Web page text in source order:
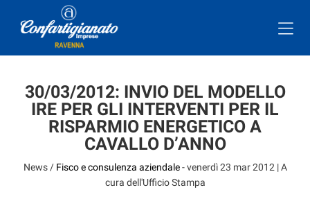
30/03/2012: INVIO DEL MODELLO
IRE PER GLI INTERVENTI PER IL
RISPARMIO ENERGETICO A
CAVALLO D’ANNO
News / Fisco e consulenza aziendale-venerdì 23 mar 2012 | A
cura dell'Ufficio Stampa